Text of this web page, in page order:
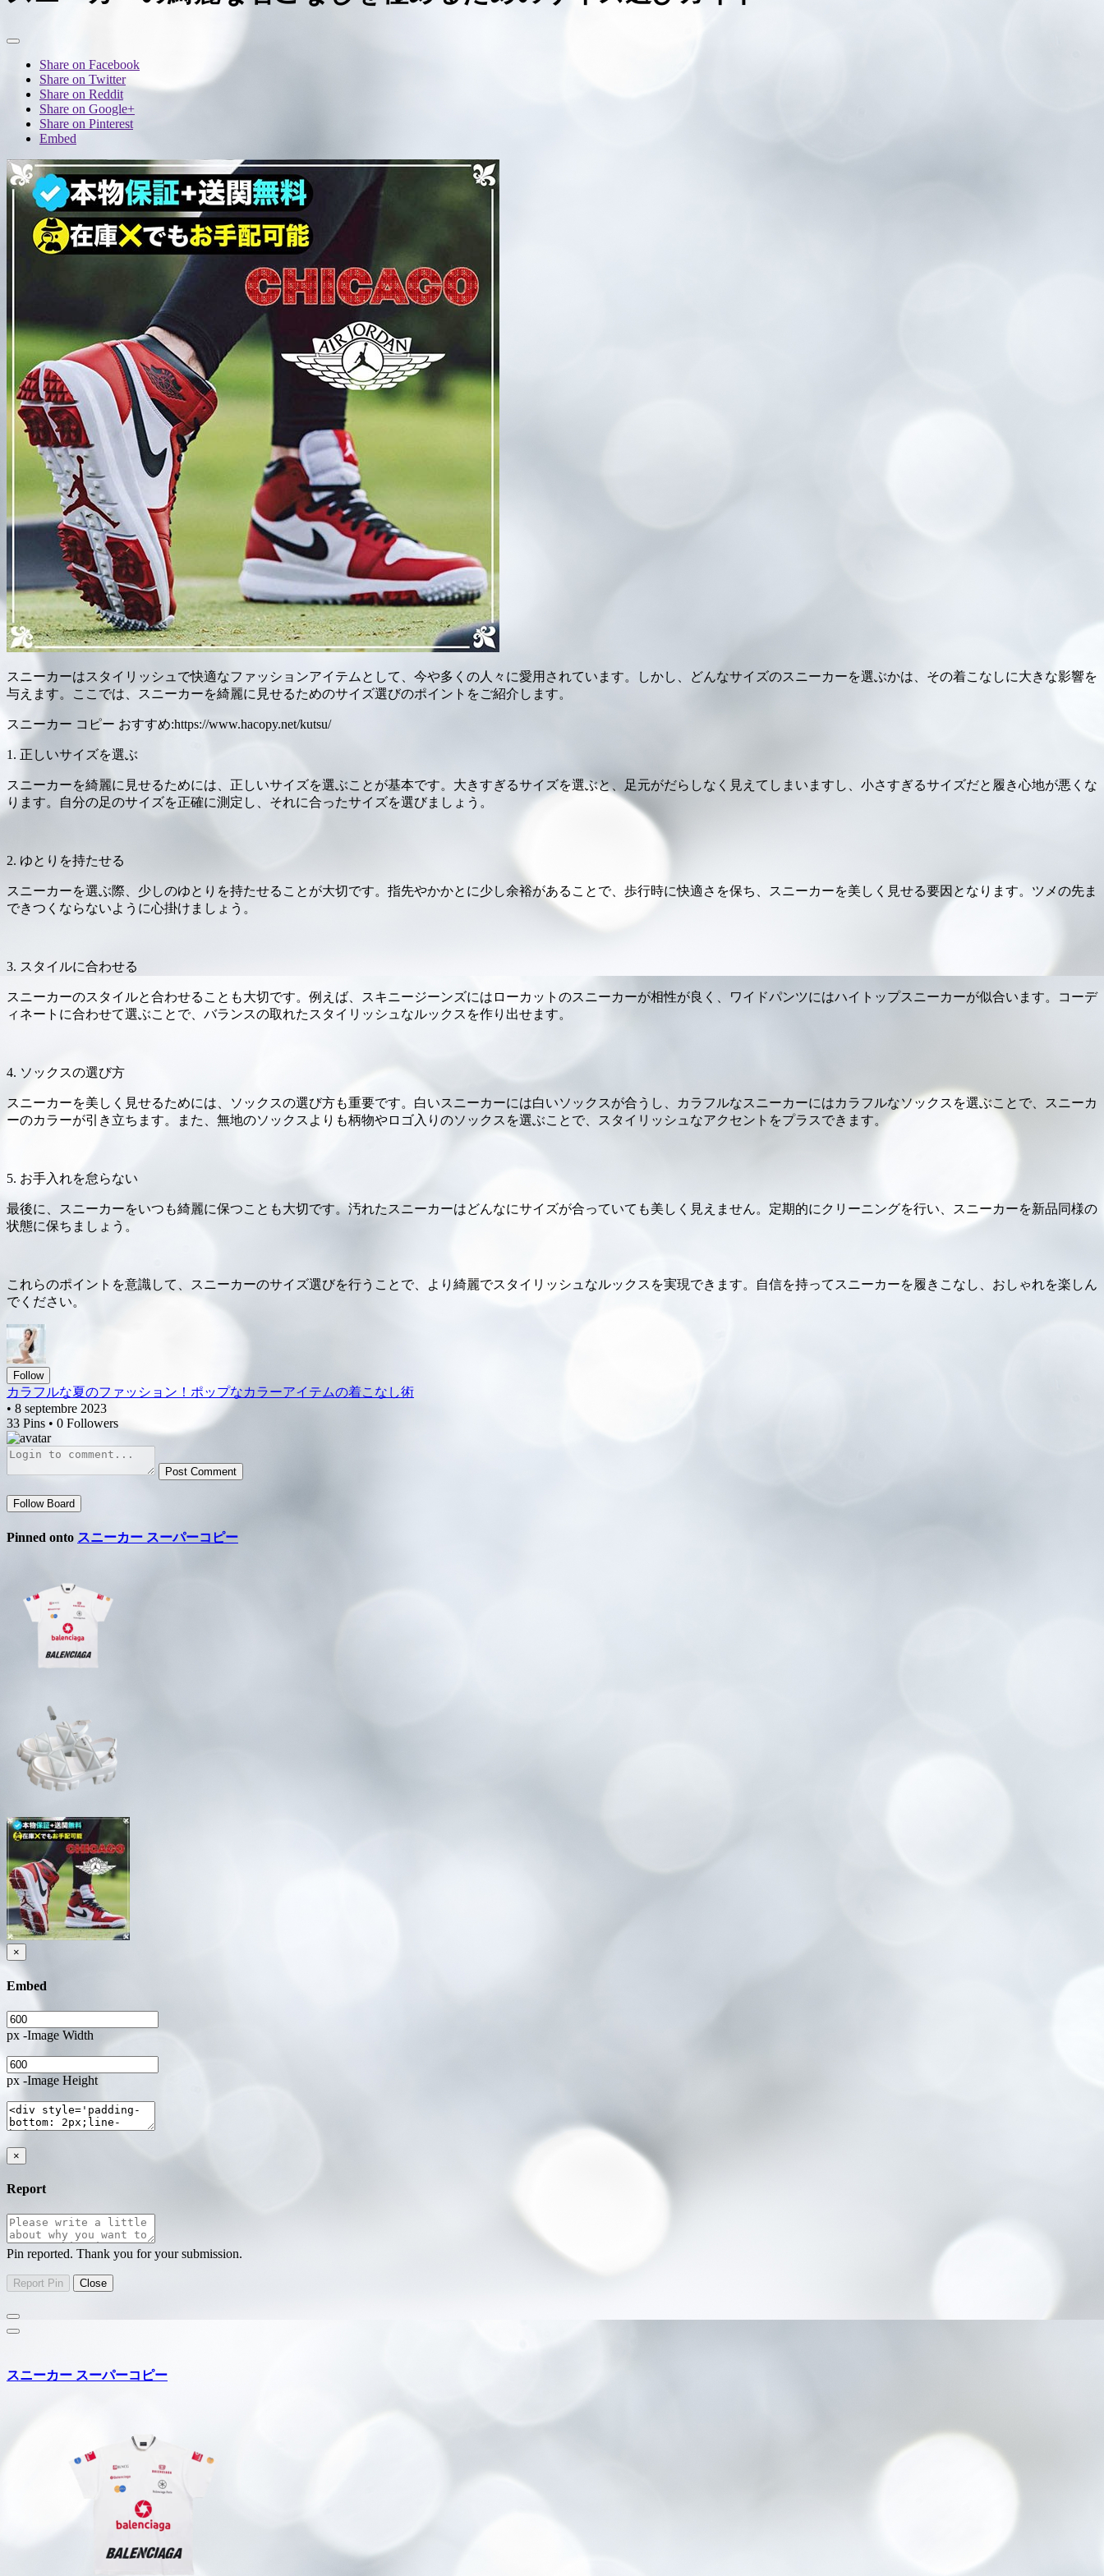
Share on Facebook
Share on Twitter
Share on Reddit
Share on Google+
Share on Pinterest
Embed
スニーカーはスタイリッシュで快適なファッションアイテムとして、今や多くの人々に愛用されています。しかし、どんなサイズのスニーカーを選ぶかは、その着こなしに大きな影響を
与えます。ここでは、スニーカーを綺麗に見せるためのサイズ選びのポイントをご紹介します。
スニーカー コピー おすすめ:https://www.hacopy.net/kutsu/
1. 正しいサイズを選ぶ
スニーカーを綺麗に見せるためには、正しいサイズを選ぶことが基本です。大きすぎるサイズを選ぶと、足元がだらしなく見えてしまいますし、小さすぎるサイズだと履き心地が悪くな
ります。自分の足のサイズを正確に測定し、それに合ったサイズを選びましょう。
2. ゆとりを持たせる
スニーカーを選ぶ際、少しのゆとりを持たせることが大切です。指先やかかとに少し余裕があることで、歩行時に快適さを保ち、スニーカーを美しく見せる要因となります。ツメの先ま
できつくならないように心掛けましょう。
3. スタイルに合わせる
スニーカーのスタイルと合わせることも大切です。例えば、スキニージーンズにはローカットのスニーカーが相性が良く、ワイドパンツにはハイトップスニーカーが似合います。コーデ
ィネートに合わせて選ぶことで、バランスの取れたスタイリッシュなルックスを作り出せます。
4. ソックスの選び方
スニーカーを美しく見せるためには、ソックスの選び方も重要です。白いスニーカーには白いソックスが合うし、カラフルなスニーカーにはカラフルなソックスを選ぶことで、スニーカ
ーのカラーが引き立ちます。また、無地のソックスよりも柄物やロゴ入りのソックスを選ぶことで、スタイリッシュなアクセントをプラスできます。
5. お手入れを怠らない
最後に、スニーカーをいつも綺麗に保つことも大切です。汚れたスニーカーはどんなにサイズが合っていても美しく見えません。定期的にクリーニングを行い、スニーカーを新品同様の
状態に保ちましょう。
これらのポイントを意識して、スニーカーのサイズ選びを行うことで、より綺麗でスタイリッシュなルックスを実現できます。自信を持ってスニーカーを履きこなし、おしゃれを楽しん
でください。
Follow
カラフルな夏のファッション！ポップなカラーアイテムの着こなし術
• 8 septembre 2023
33 Pins • 0 Followers
Post Comment
Follow Board
Pinned onto スニーカー スーパーコピー
×
Embed
px -Image Width
px -Image Height
×
Report
Pin reported. Thank you for your submission.
スニーカー スーパーコピー